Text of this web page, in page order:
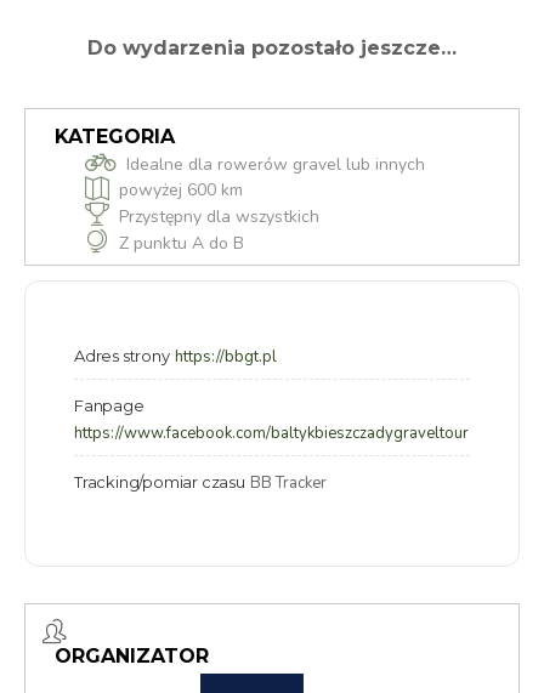
Do wydarzenia pozostało jeszcze…
KATEGORIA
Idealne dla rowerów gravel lub innych
powyżej 600 km
Przystępny dla wszystkich
Z punktu A do B
Adres strony https://bbgt.pl
Fanpage
https://www.facebook.com/baltykbieszczadygraveltour
Tracking/pomiar czasu BB Tracker
ORGANIZATOR